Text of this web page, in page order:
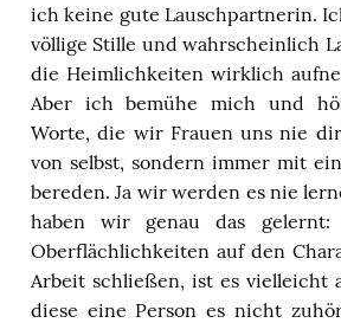
ich keine gute Lauschpartnerin.
völlige Stille und wahrscheinlich
die Heimlichkeiten wirklich
Aber ich bemühe mich und
Worte, die wir Frauen uns nie
von selbst, sondern immer mit
bereden. Ja wir werden es nie
haben wir genau das
Oberflächlichkeiten auf den
Arbeit schließen, ist es vielleicht
diese eine Person es nicht